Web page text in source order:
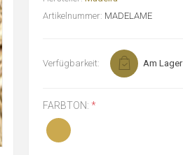
Artikelnummer: MADELAME
Verfügbarkeit: Am Lager
FARBTON: *